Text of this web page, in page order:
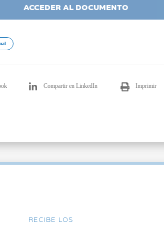
ACCEDER AL DOCUMENTO
Compartir en LinkedIn Imprimir
RECIBE LOS